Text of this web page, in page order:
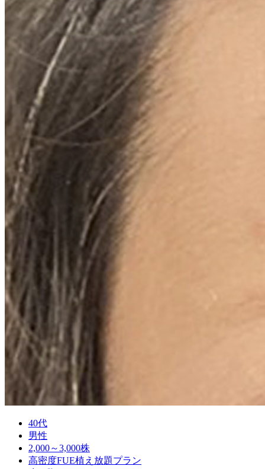
40代
男性
2,000～3,000株
高密度FUE植え放題プラン